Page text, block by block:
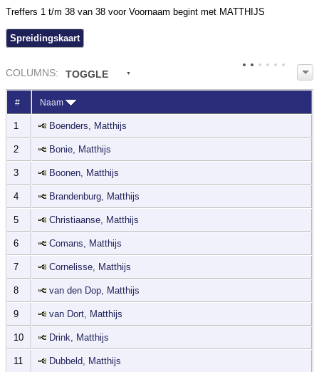
Treffers 1 t/m 38 van 38 voor Voornaam begint met MATTHIJS
Spreidingskaart
COLUMNS: TOGGLE
# Naam
1 Boenders, Matthijs
2 Bonie, Matthijs
3 Boonen, Matthijs
4 Brandenburg, Matthijs
5 Christiaanse, Matthijs
6 Comans, Matthijs
7 Cornelisse, Matthijs
8 van den Dop, Matthijs
9 van Dort, Matthijs
10 Drink, Matthijs
11 Dubbeld, Matthijs